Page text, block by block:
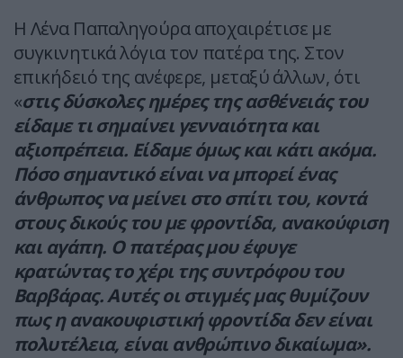
Η Λένα Παπαληγούρα αποχαιρέτισε με
συγκινητικά λόγια τον πατέρα της. Στον
επικήδειό της ανέφερε, μεταξύ άλλων, ότι
«στις δύσκολες ημέρες της ασθένειάς του
είδαμε τι σημαίνει γενναιότητα και
αξιοπρέπεια. Είδαμε όμως και κάτι ακόμα.
Πόσο σημαντικό είναι να μπορεί ένας
άνθρωπος να μείνει στο σπίτι του, κοντά
στους δικούς του με φροντίδα, ανακούφιση
και αγάπη. Ο πατέρας μου έφυγε
κρατώντας το χέρι της συντρόφου του
Βαρβάρας. Αυτές οι στιγμές μας θυμίζουν
πως η ανακουφιστική φροντίδα δεν είναι
πολυτέλεια, είναι ανθρώπινο δικαίωμα».